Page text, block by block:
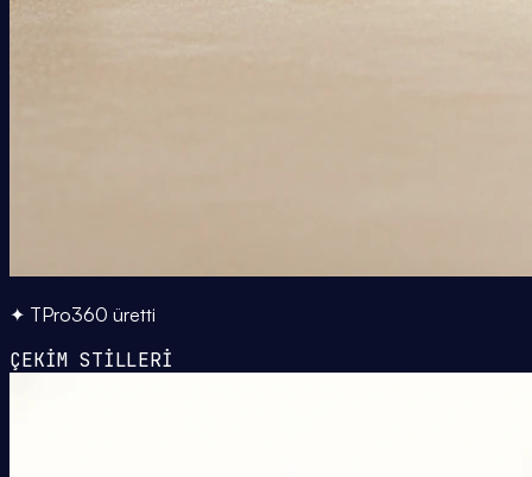
✦ TPro360 üretti
ÇEKİM STİLLERİ